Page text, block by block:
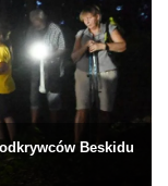
Beskidu